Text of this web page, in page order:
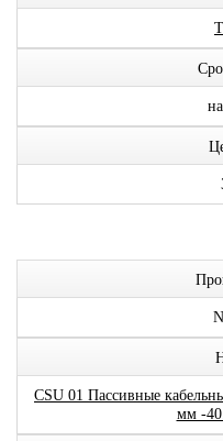
CSU 01 Пассивные
мм -